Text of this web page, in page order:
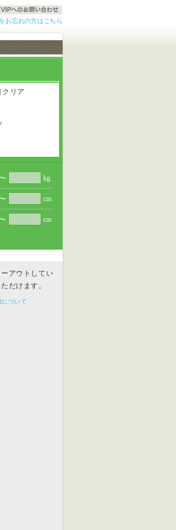
お忘れの方はこちら
クリア
kg
cm
cm
アウトしてい
だけます。
について